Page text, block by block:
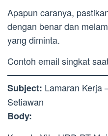
Apapun caranya,
dengan benar dan
yang diminta.
Contoh email singkat
Subject: Lamaran Kerja
Setiawan
Body: